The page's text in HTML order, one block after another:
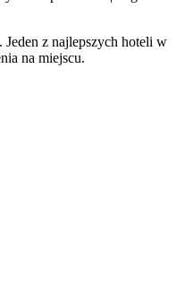
z najlepszych hoteli w
na miejscu.